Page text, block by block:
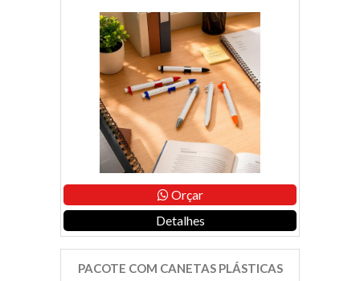
Orçar
Detalhes
PACOTE COM CANETAS PLÁSTICAS